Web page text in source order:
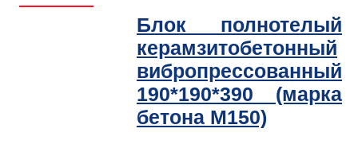
Блок полнотелый
керамзитобетонный
вибропрессованный
190*190*390 (марка
бетона М150)